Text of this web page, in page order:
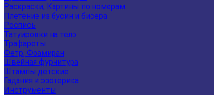
Раскраски, Картины по номерам
Плетение из бусин и бисера
Роспись
Татуировки на тело
Трафареты
Фетр, Фоамиран
Швейная фурнитура
Штампы детские
Гадания и эзотерика
Инструменты